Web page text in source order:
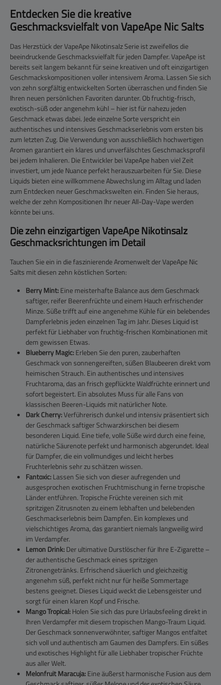
Entdecken Sie die kreative
Geschmacksvielfalt von VapeApe Nic Salts
Das Herzstück der VapeApe Nikotinsalz Serie ist zweifellos die
beeindruckende Geschmacksvielfalt für jeden Dampfer. VapeApe ist
bereits seit langem bekannt für seine kreativen und oft einzigartigen
Geschmackskompositionen voller intensivem Aroma. Lassen Sie sich
von zehn sorgfältig entwickelten Sorten überraschen und finden Sie
Ihren neuen persönlichen Favoriten darunter. Ob fruchtig-frisch,
exotisch-süß oder angenehm kühl – hier ist für nahezu jeden
Geschmack etwas dabei. Jede einzelne Sorte verspricht ein
authentisches und intensives Geschmackserlebnis vom ersten bis
zum letzten Zug. Die Verwendung von ausschließlich hochwertigen
Aromen garantiert ein klares und unverfälschtes Geschmacksprofil
bei jedem Inhalieren. Die Entwickler bei VapeApe haben viel Zeit
investiert, um jede Nuance perfekt herauszuarbeiten für Sie. Diese
Liquids bieten eine willkommene Abwechslung im Alltag und laden
zum Entdecken neuer Geschmackswelten ein. Finden Sie heraus,
welche der zehn Kompositionen Ihr neuer All-Day-Vape werden
könnte bei uns.
Die zehn einzigartigen VapeApe Nikotinsalz
Geschmacksrichtungen im Detail
Tauchen Sie ein in die faszinierende Aromenwelt der VapeApe Nic
Salts mit diesen zehn köstlichen Sorten:
Berry Mint:Eine meisterhafte Balance aus dem Geschmack
saftiger, reifer Beerenfrüchte und einem Hauch erfrischender
Minze. Süße trifft auf eine angenehme Kühle für ein belebendes
Dampferlebnis jeden einzelnen Tag im Jahr. Dieses Liquid ist
perfekt für Liebhaber von fruchtig-frischen Kombinationen mit
dem gewissen Etwas.
Blueberry Magic:Erleben Sie den puren, zauberhaften
Geschmack von sonnengereiften, süßen Blaubeeren direkt vom
heimischen Strauch. Ein authentisches und intensives
Fruchtaroma, das an frisch gepflückte Waldfrüchte erinnert und
sofort begeistert. Ein absolutes Muss für alle Fans von
klassischen Beeren-Liquids mit natürlicher Note.
Dark Cherry:Verführerisch dunkel und intensiv präsentiert sich
der Geschmack saftiger Schwarzkirschen bei diesem
besonderen Liquid. Eine tiefe, volle Süße wird durch eine feine,
natürliche Säurenote perfekt und harmonisch abgerundet. Ideal
für Dampfer, die ein vollmundiges und leicht herbes
Fruchterlebnis sehr zu schätzen wissen.
Fantoxic:Lassen Sie sich von dieser aufregenden und
ausgesprochen exotischen Fruchtmischung in ferne tropische
Länder entführen. Tropische Früchte vereinen sich mit
spritzigen Zitrusnoten zu einem lebhaften und belebenden
Geschmackserlebnis beim Dampfen. Ein komplexes und
vielschichtiges Aroma, das garantiert niemals langweilig wird
im Verdampfer.
Lemon Drink:Der ultimative Durstlöscher für Ihre E-Zigarette –
der authentische Geschmack eines spritzigen
Zitronengetränks. Erfrischend säuerlich und gleichzeitig
angenehm süß, perfekt nicht nur für heiße Sommertage
bestens geeignet. Dieses Liquid weckt die Lebensgeister und
sorgt für einen klaren Kopf und Frische.
Mango Tropical:Holen Sie sich das pure Urlaubsfeeling direkt in
Ihren Verdampfer mit diesem tropischen Mango-Traum Liquid.
Der Geschmack sonnenverwöhnter, saftiger Mangos entfaltet
sich voll und authentisch am Gaumen des Dampfers. Ein süßes
und exotisches Highlight für alle Liebhaber tropischer Früchte
aus aller Welt.
Melonfruit Maracuja:Eine äußerst harmonische Fusion aus dem